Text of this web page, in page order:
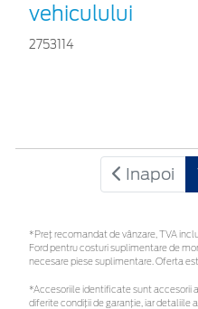
vehiculului
2753114
Inapoi
*Preţ recomandat de vânzare, TVA
Ford pentru costuri suplimentare de
necesare piese suplimentare. Oferta
*Accesoriile identificate sunt accesorii
diferite condiții de garanție, iar detaliile